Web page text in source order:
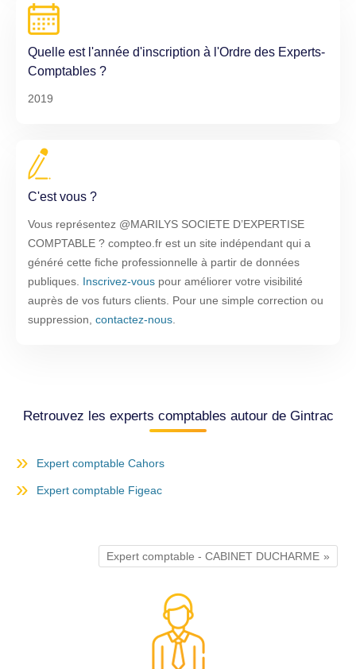
Quelle est l'année d'inscription à l'Ordre des Experts-
Comptables ?
2019
C'est vous ?
Vous représentez @MARILYS SOCIETE D’EXPERTISE
COMPTABLE ? compteo.fr est un site indépendant qui a
généré cette fiche professionnelle à partir de données
publiques. Inscrivez-vous pour améliorer votre visibilité
auprès de vos futurs clients. Pour une simple correction ou
suppression, contactez-nous
Retrouvez les experts comptables autour de Gintrac
Expert comptable Cahors
Expert comptable Figeac
Expert comptable - CABINET DUCHARME